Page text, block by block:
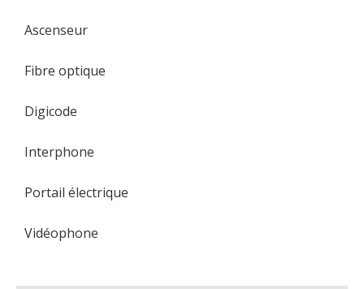
Ascenseur
Fibre optique
Digicode
Interphone
Portail électrique
Vidéophone